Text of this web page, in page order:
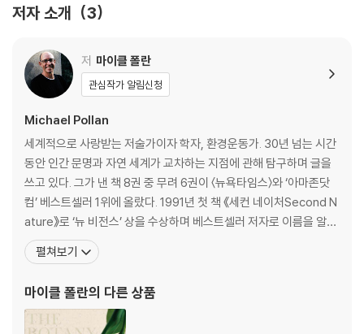
여행 1: LSD
여행 3: 5-메톡시디메틸트립타민(혹은 두꺼비 독)
5장 신경과학: 사이키델릭을 복용한 뇌
6장 여행 치료: 정신치료에서 사이키델릭
1: 죽음
2: 중독
3: 우울증
에필로그: 신경 다양성에 대한 찬사
용어사전
감사의 말
저자 소개 3
저 마이클 폴란
관심작가 알림신청
Michael Pollan
세계적으로 사랑받는 저술가이자 학자, 환경운동가. 30년 넘는 시간
동안 인간 문명과 자연 세계가 교차하는 지점에 관해 탐구하며 글을
쓰고 있다. 그가 낸 책 8권 중 무려 6권이 〈뉴욕타임스〉와 ‘아마존닷
컴’ 베스트셀러 1위에 올랐다. 1991년 첫 책 《세컨 네이처Second N
ature》로 ‘뉴 비전스’ 상을 수상하며 베스트셀러 저자로 이름을 알린
폴란은 이 책 《욕망하는 식물》이 미국 서점연합회와 아마존닷컴이
각각 선정하는 ‘올해의 책’에 오르며 21세기 미국을 대표하는 저술가
Dilemma》가 〈
펼쳐보기
마이클 폴란의 다른 상품